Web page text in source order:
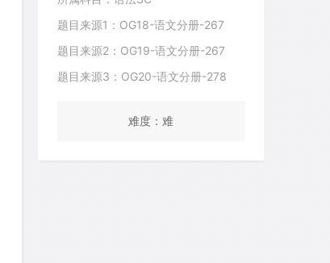
题目来源1：OG18-语文分册-267
题目来源2：OG19-语文分册-267
题目来源3：OG20-语文分册-278
难度：难